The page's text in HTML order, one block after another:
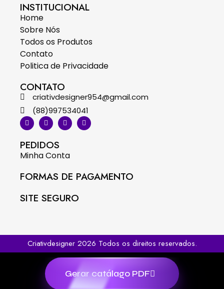
INSTITUCIONAL
Home
Sobre Nós
Todos os Produtos
Contato
Politica de Privacidade
CONTATO
criativdesigner954@gmail.com
(88)997534041
PEDIDOS
Minha Conta
FORMAS DE PAGAMENTO
SITE SEGURO
Criativdesigner 2026 Todos os direitos reservados.
Gerar catálago PDF